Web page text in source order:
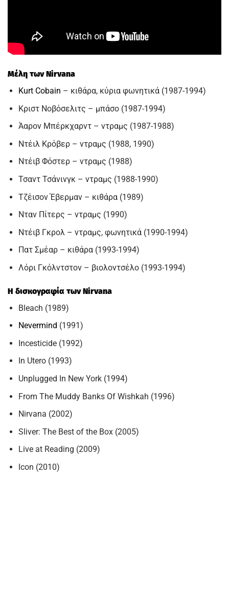
Μέλη των Nirvana
Kurt Cobain – κιθάρα, κύρια φωνητικά (1987-1994)
Κριστ Νοβόσελιτς – μπάσο (1987-1994)
Άαρον Μπέρκχαρντ – ντραμς (1987-1988)
Ντέιλ Κρόβερ – ντραμς (1988, 1990)
Ντέιβ Φόστερ – ντραμς (1988)
Τσαντ Τσάνινγκ – ντραμς (1988-1990)
Τζέισον Έβερμαν – κιθάρα (1989)
Νταν Πίτερς – ντραμς (1990)
Ντέιβ Γκρολ – ντραμς, φωνητικά (1990-1994)
Πατ Σμέαρ – κιθάρα (1993-1994)
Λόρι Γκόλντστον – βιολοντσέλο (1993-1994)
Η δισκογραφία των Nirvana
Bleach (1989)
Nevermind (1991)
Incesticide (1992)
In Utero (1993)
Unplugged In New York (1994)
From The Muddy Banks Of Wishkah (1996)
Nirvana (2002)
Sliver: The Best of the Box (2005)
Live at Reading (2009)
Icon (2010)